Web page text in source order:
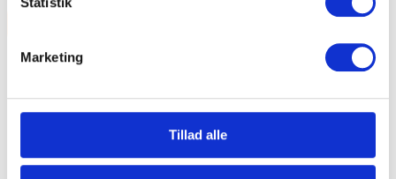
Marketing
Tillad alle
Anmeldelser